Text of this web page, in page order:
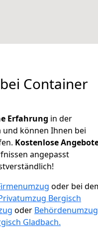
Container
Erfahrung in der
können Ihnen bei
Kostenlose
angepasst
oder bei
Bergisch
oder Behördenumzug
Gladbach.